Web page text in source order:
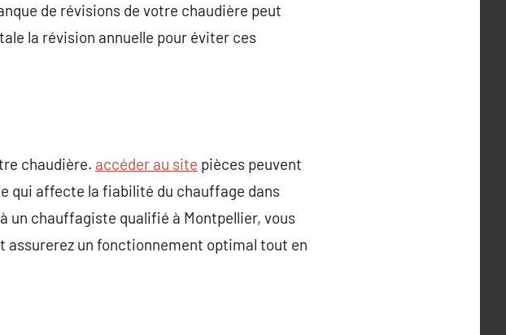
de révisions de votre chaudière peut
la révision annuelle pour éviter ces
chaudière. accéder au site pièces peuvent
qui affecte la fiabilité du chauffage dans
un chauffagiste qualifié à Montpellier, vous
assurerez un fonctionnement optimal tout en